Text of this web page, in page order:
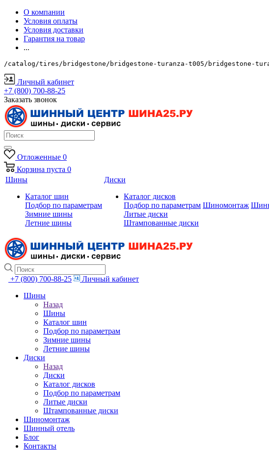
О компании
Условия оплаты
Условия доставки
Гарантия на товар
...
/catalog/tires/bridgestone/bridgestone-turanza-t005/bridgestone-
Личный кабинет
+7 (800) 700-88-25
Заказать звонок
Отложенные 0
Корзина пуста 0
Шины
Каталог шин
Подбор по параметрам
Зимние шины
Летние шины
Диски
Каталог дисков
Подбор по параметрам
Литые диски
Штампованные диски
Шиномонтаж
+7 (800) 700-88-25
Личный кабинет
Шины
Назад
Шины
Каталог шин
Подбор по параметрам
Зимние шины
Летние шины
Диски
Назад
Диски
Каталог дисков
Подбор по параметрам
Литые диски
Штампованные диски
Шиномонтаж
Шинный отель
Блог
Контакты